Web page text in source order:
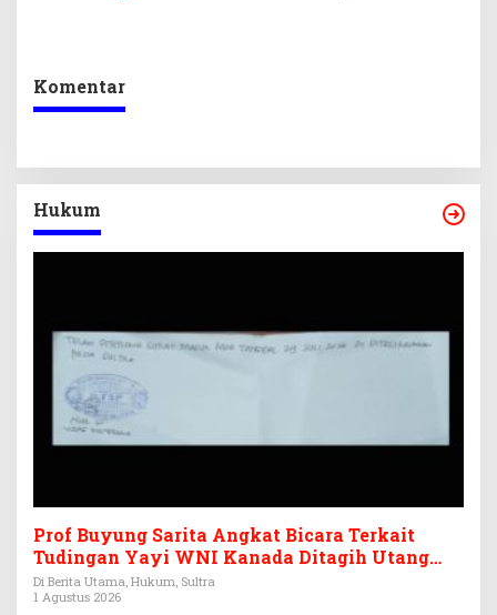
Komentar
Hukum
Prof Buyung Sarita Angkat Bicara Terkait
Tudingan Yayi WNI Kanada Ditagih Utang
Rp3,6 Miliar
Di Berita Utama, Hukum, Sultra
1 Agustus 2026